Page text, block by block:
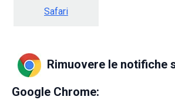
Safari
Rimuovere le notifiche
Google Chrome: